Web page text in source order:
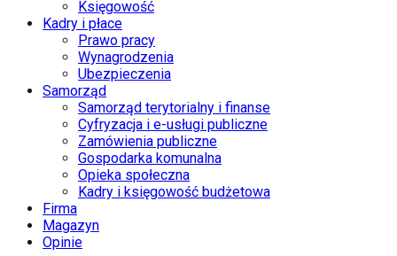
Księgowość
Kadry i płace
Prawo pracy
Wynagrodzenia
Ubezpieczenia
Samorząd
Samorząd terytorialny i finanse
Cyfryzacja i e-usługi publiczne
Zamówienia publiczne
Gospodarka komunalna
Opieka społeczna
Kadry i księgowość budżetowa
Firma
Magazyn
Opinie